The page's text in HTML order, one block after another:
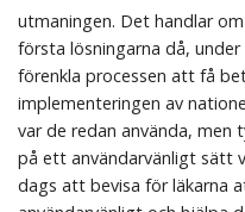
utmaningen. Det handlar
första lösningarna då,
förenkla processen att få
implementeringen av
var de redan använda,
på ett användarvänligt sätt
dags att bevisa för läkarna